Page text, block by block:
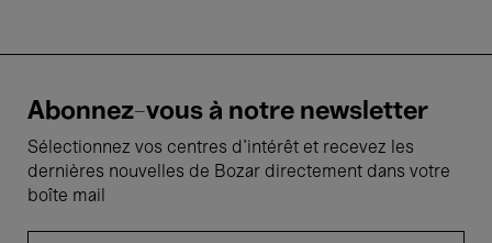
Abonnez-vous à notre newsletter
Sélectionnez vos centres d'intérêt et recevez les
dernières nouvelles de Bozar directement dans votre
boîte mail